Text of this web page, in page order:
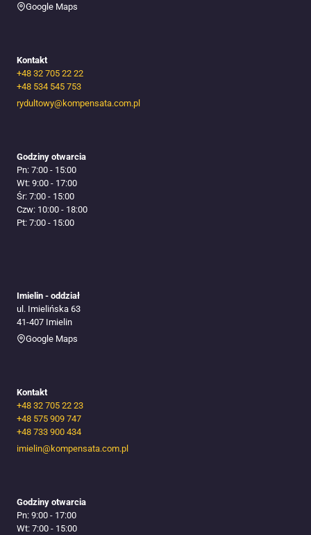
Google Maps
Kontakt
+48 32 705 22 22
+48 534 545 753​
rydultowy@kompensata.com.pl
Godziny otwarcia
Pn: 7:00 - 15:00
Wt: 9:00 - 17:00
Śr: 7:00 - 15:00
Czw: 10:00 - 18:00
Pt: 7:00 - 15:00
Imielin - oddział
ul. Imielińska 63
41-407 Imielin
Google Maps
Kontakt
+48 32 705 22 23
+48 575 909 747
+48 733 900 434
imielin@kompensata.com.pl
Godziny otwarcia
Pn: 9:00 - 17:00
Wt: 7:00 - 15:00